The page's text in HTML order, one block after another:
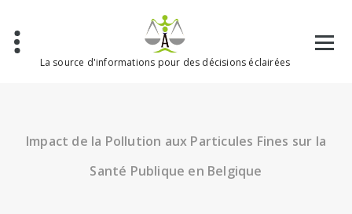
contenu
La source d'informations pour des décisions éclairées
Impact de la Pollution aux Particules Fines sur la
Santé Publique en Belgique